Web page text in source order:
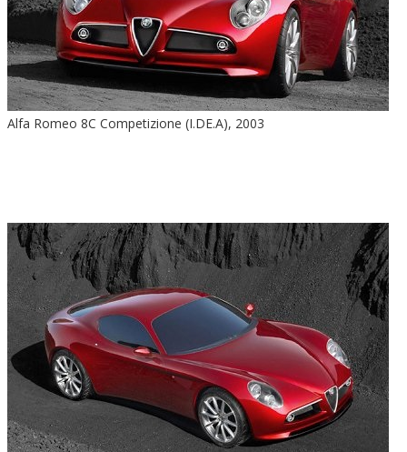
Alfa Romeo 8C Competizione (I.DE.A), 2003